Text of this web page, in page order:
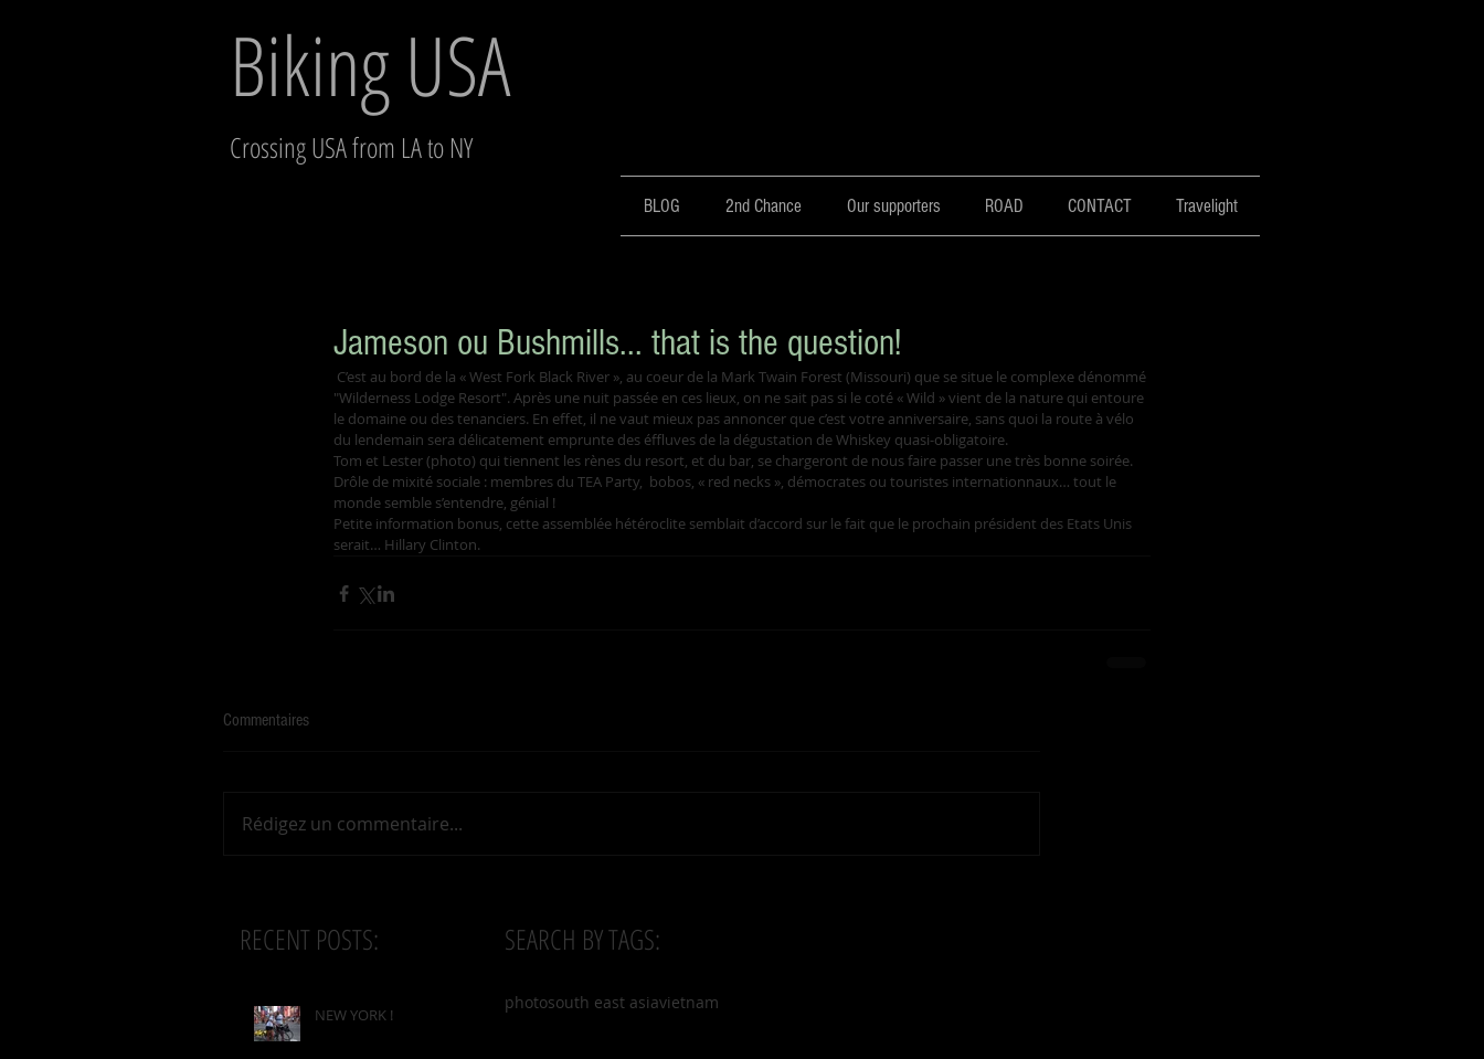
Biking USA
Crossing USA from LA to NY
BLOG 2nd Chance Our supporters ROAD CONTACT Travelight
Jameson ou Bushmills... that is the question!
"Wilderness Lodge Resort". Après une nuit passée en ces lieux, on ne sait pas si le coté « Wild » vient de la nature qui entoure
le domaine ou des tenanciers. En effet, il ne vaut mieux pas annoncer que c’est votre anniversaire, sans quoi la route à vélo
du lendemain sera délicatement emprunte des éffluves de la dégustation de Whiskey quasi-obligatoire.
Tom et Lester (photo) qui tiennent les rènes du resort, et du bar, se chargeront de nous faire passer une très bonne soirée.
Drôle de mixité sociale : membres du TEA Party,  bobos, « red necks », démocrates ou touristes internationnaux… tout le
monde semble s’entendre, génial !
Petite information bonus, cette assemblée hétéroclite semblait d’accord sur le fait que le prochain président des Etats Unis
serait… Hillary Clinton.
Commentaires
Rédigez un commentaire...
RECENT POSTS: SEARCH BY TAGS:
NEW YORK !
photosouth east asiavietnam